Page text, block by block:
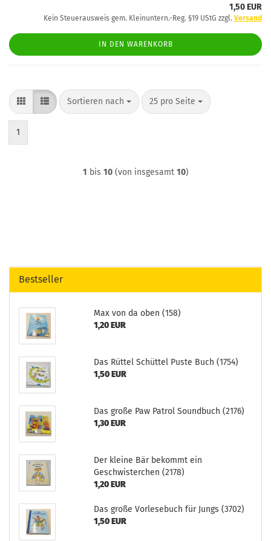
1,50 EUR
Kein Steuerausweis gem. Kleinuntern.-Reg. §19 UStG zzgl. Versand
IN DEN WARENKORB
Sortieren nach
Sortieren nach 25 pro Seite
pro Seite
1
1 bis 10(von insgesamt 10)
Bestseller
Max von da oben (158)
1,20 EUR
Das Rüttel Schüttel Puste Buch (1754)
1,50 EUR
Das große Paw Patrol Soundbuch (2176)
1,30 EUR
Der kleine Bär bekommt ein
Geschwisterchen (2178)
1,20 EUR
Das große Vorlesebuch für Jungs (3702)
1,50 EUR